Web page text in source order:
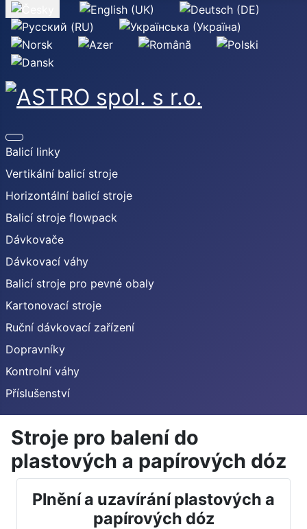
Zvolte jazyk
Balicí linky
Vertikální balicí stroje
Horizontální balicí stroje
Balicí stroje flowpack
Dávkovače
Dávkovací váhy
Balicí stroje pro pevné obaly
Kartonovací stroje
Ruční dávkovací zařízení
Dopravníky
Kontrolní váhy
Příslušenství
Stroje pro balení do
plastových a papírových dóz
Plnění a uzavírání plastových a
papírových dóz